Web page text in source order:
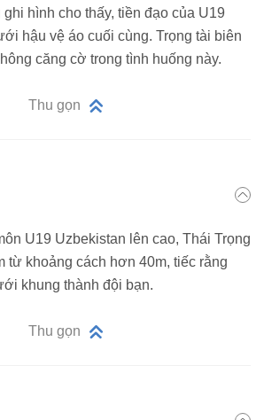
hình cho thấy, tiền đạo của U19
hậu vệ áo cuối cùng. Trọng tài biên
căng cờ trong tình huống này.
Thu gọn
U19 Uzbekistan lên cao, Thái Trọng
từ khoảng cách hơn 40m, tiếc rằng
khung thành đội bạn.
Thu gọn